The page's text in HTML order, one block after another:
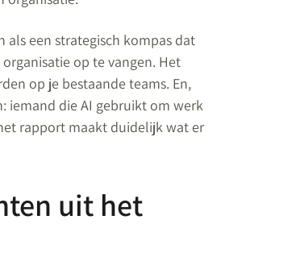
een strategisch kompas dat
op te vangen. Het
op je bestaande teams. En,
iemand die AI gebruikt om werk
rapport maakt duidelijk wat er
uit het